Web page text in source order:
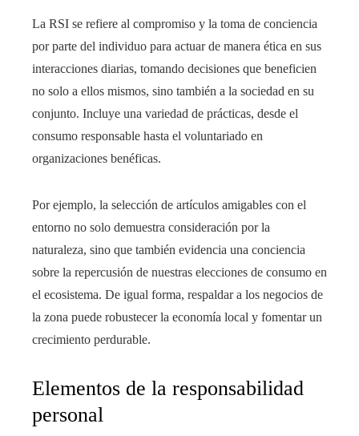
La RSI se refiere al compromiso y la toma de conciencia
por parte del individuo para actuar de manera ética en sus
interacciones diarias, tomando decisiones que beneficien
no solo a ellos mismos, sino también a la sociedad en su
conjunto. Incluye una variedad de prácticas, desde el
consumo responsable hasta el voluntariado en
organizaciones benéficas.
Por ejemplo, la selección de artículos amigables con el
entorno no solo demuestra consideración por la
naturaleza, sino que también evidencia una conciencia
sobre la repercusión de nuestras elecciones de consumo en
el ecosistema. De igual forma, respaldar a los negocios de
la zona puede robustecer la economía local y fomentar un
crecimiento perdurable.
Elementos de la responsabilidad
personal